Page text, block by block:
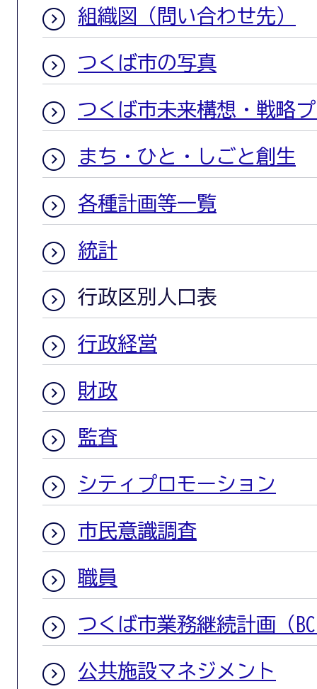
組織図（問い合わせ先）
つくば市の写真
つくば市未来構想・戦略
まち・ひと・しごと創生
各種計画等一覧
統計
行政区別人口表
行政経営
財政
監査
シティプロモーション
市民意識調査
職員
つくば市業務継続計画（
公共施設マネジメント